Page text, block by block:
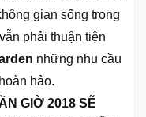
gian sống trong
phải thuận tiện
những nhu cầu
hảo.
GIỜ 2018 SẼ